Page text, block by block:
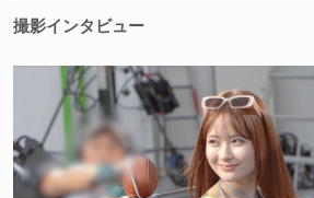
撮影インタビュー